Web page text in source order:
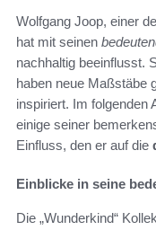
Wolfgang Joop, einer
hat mit seinen
nachhaltig beeinflusst.
haben neue Maßstäbe
inspiriert. Im folgenden
einige seiner
Einfluss, den er auf die
Einblicke in seine
Die „Wunderkind“